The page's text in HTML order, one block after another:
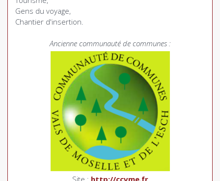
Gens du voyage,
Chantier d'insertion.
Ancienne communauté de communes :
Site : http://ccvme.fr